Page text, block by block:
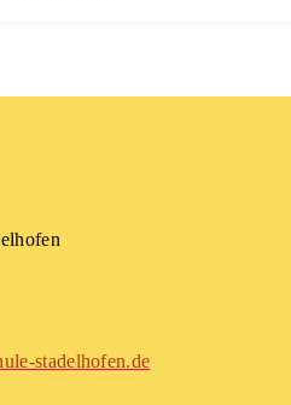
stadelhofen.de